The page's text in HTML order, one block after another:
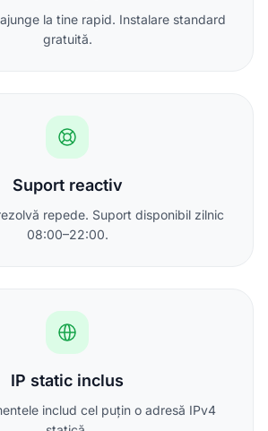
la tine rapid. Instalare standard
gratuită.
Suport reactiv
repede. Suport disponibil zilnic
08:00–22:00.
IP static inclus
includ cel puțin o adresă IPv4